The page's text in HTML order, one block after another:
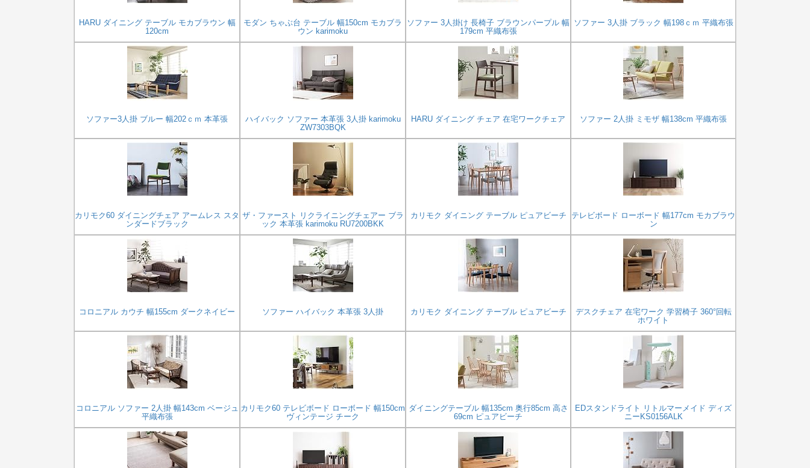
HARU ダイニング テーブル モカブラウン 幅
120cm
モダン ちゃぶ台 テーブル 幅150cm モカブラ
ウン karimoku
ソファー 3人掛け 長椅子 ブラウンパープル 幅
179cm 平織布張
ソファー 3人掛 ブラック 幅198ｃｍ 平織布張
ソファー3人掛 ブルー 幅202ｃｍ 本革張
ハイバック ソファー 本革張 3人掛 karimoku
ZW7303BQK
HARU ダイニング チェア 在宅ワークチェア ソファー 2人掛 ミモザ 幅138cm 平織布張
カリモク60 ダイニングチェア アームレス スタ
ンダードブラック
ザ・ファースト リクライニングチェアー ブラ
ック 本革張 karimoku RU7200BKK
カリモク ダイニング テーブル ピュアビーチ
テレビボード ローボード 幅177cm モカブラウ
ン
コロニアル カウチ 幅155cm ダークネイビー ソファー ハイバック 本革張 3人掛 カリモク ダイニング テーブル ピュアビーチ
デスクチェア 在宅ワーク 学習椅子 360°回転
ホワイト
コロニアル ソファー 2人掛 幅143cm ベージュ
平織布張
カリモク60 テレビボード ローボード 幅150cm
ヴィンテージ チーク
ダイニングテーブル 幅135cm 奥行85cm 高さ
69cm ピュアビーチ
EDスタンドライト リトルマーメイド ディズ
ニーKS0156ALK